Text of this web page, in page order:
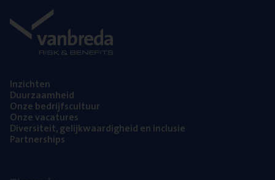
Inzich­ten
Duur­zaam­heid
Onze bedrijfs­cul­tuur
Onze vaca­tu­res
Diver­si­teit, gelijk­waar­dig­heid en inclusie
Part­ner­ships